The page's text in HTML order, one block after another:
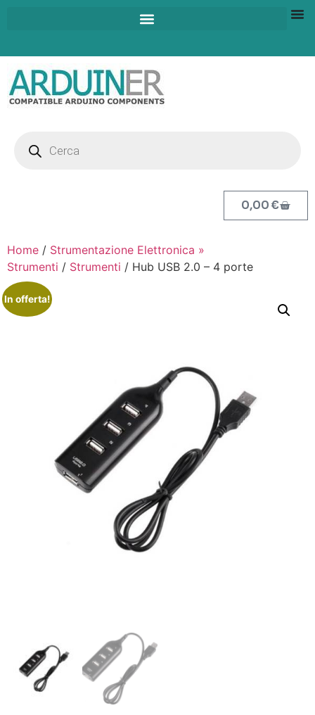
0,00€
Home / Strumentazione Elettronica »
Strumenti / Strumenti / Hub USB 2.0 – 4 porte
In offerta!